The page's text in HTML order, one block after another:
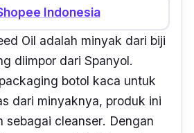
Indonesia
Oil adalah minyak dari biji
diimpor dari Spanyol.
packaging botol kaca untuk
dari minyaknya, produk ini
sebagai cleanser. Dengan